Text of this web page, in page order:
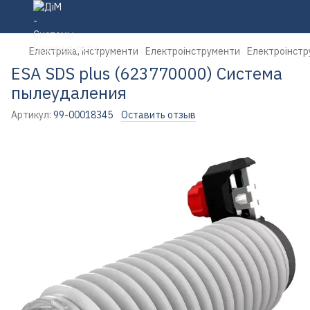
Електрика, інструменти Електроінструменти
ESA SDS plus (623770000) Система
пылеудаления
Артикул: 99-00018345 Оставить отзыв